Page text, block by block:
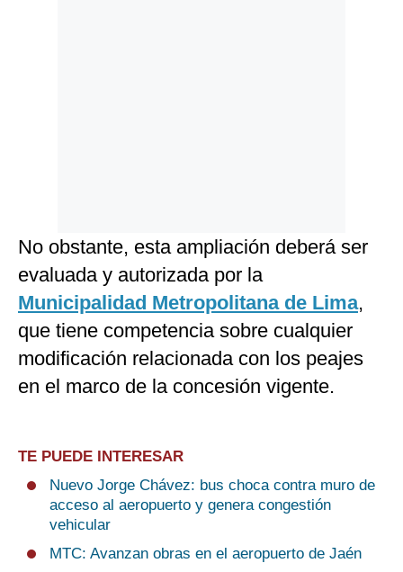
No obstante, esta ampliación deberá ser
evaluada y autorizada por la
Municipalidad Metropolitana de Lima,
que tiene competencia sobre cualquier
modificación relacionada con los peajes
en el marco de la concesión vigente.
TE PUEDE INTERESAR
Nuevo Jorge Chávez: bus choca contra muro de
acceso al aeropuerto y genera congestión
vehicular
MTC: Avanzan obras en el aeropuerto de Jaén